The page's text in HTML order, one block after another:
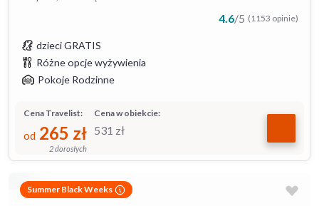
4.6/5 (1153 opinie)
dzieci GRATIS
Różne opcje wyżywienia
Pokoje Rodzinne
Cena w obiekcie:
531 zł
Cena Travelist:
od 265 zł
2 dorosłych
Summer Black Weeks